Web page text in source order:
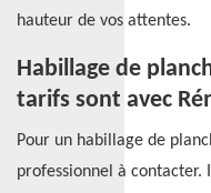
hauteur de vos attentes.
Habillage de
tarifs sont avec
Pour un habillage de
professionnel à